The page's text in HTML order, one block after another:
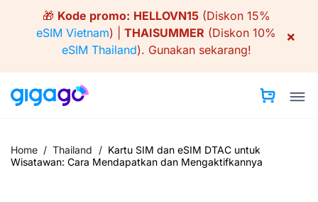
🎁 Kode promo: HELLOVN15(Diskon 15%
eSIM Vietnam) | THAISUMMER (Diskon 10%
eSIM Thailand). Gunakan sekarang!
×
Home / Thailand / Kartu SIM dan eSIM DTAC untuk
Wisatawan: Cara Mendapatkan dan Mengaktifkannya